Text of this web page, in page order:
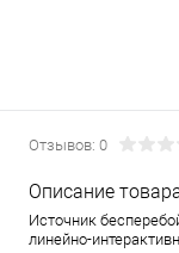
Отзывов: 0
Описание
Источник
линейно-